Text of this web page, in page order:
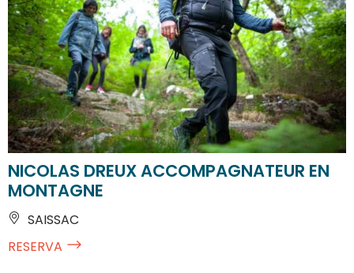
NICOLAS DREUX ACCOMPAGNATEUR EN
MONTAGNE
SAISSAC
RESERVA